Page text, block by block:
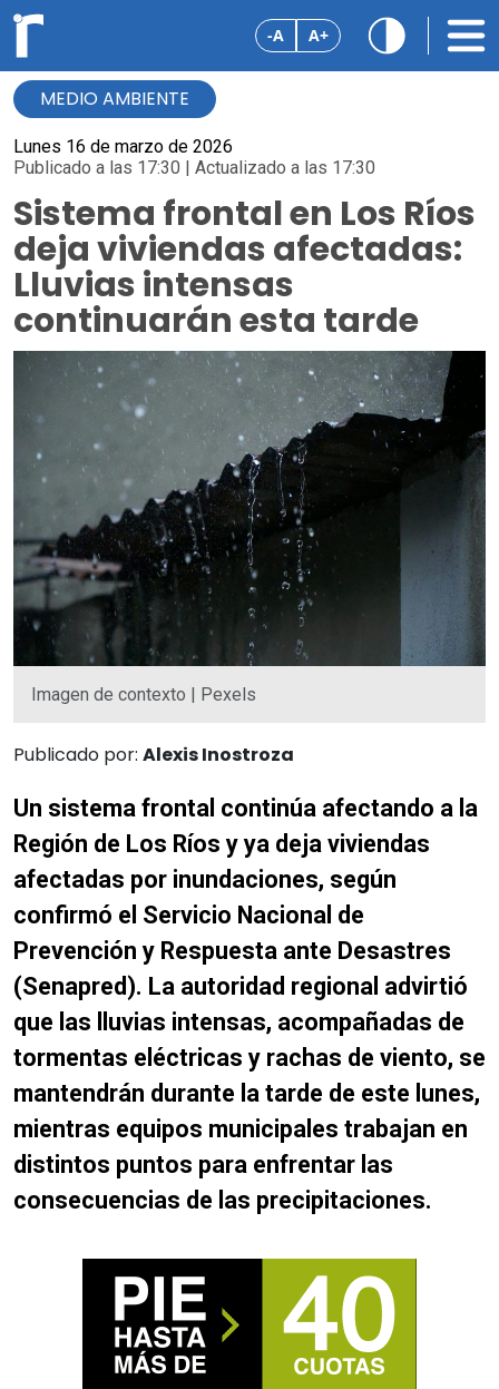
-A A+
MEDIO AMBIENTE
Lunes 16 de marzo de 2026
Publicado a las 17:30 | Actualizado a las 17:30
Sistema frontal en Los Ríos
deja viviendas afectadas:
Lluvias intensas
continuarán esta tarde
Imagen de contexto | Pexels
Publicado por: Alexis Inostroza
Un sistema frontal continúa afectando a la
Región de Los Ríos y ya deja viviendas
afectadas por inundaciones, según
confirmó el Servicio Nacional de
Prevención y Respuesta ante Desastres
(Senapred). La autoridad regional advirtió
que las lluvias intensas, acompañadas de
tormentas eléctricas y rachas de viento, se
mantendrán durante la tarde de este lunes,
mientras equipos municipales trabajan en
distintos puntos para enfrentar las
consecuencias de las precipitaciones.